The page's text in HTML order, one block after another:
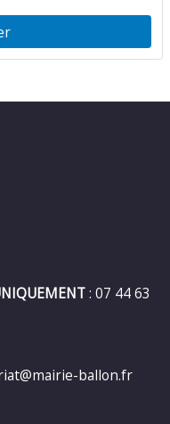
: 07 44 63
ballon.fr